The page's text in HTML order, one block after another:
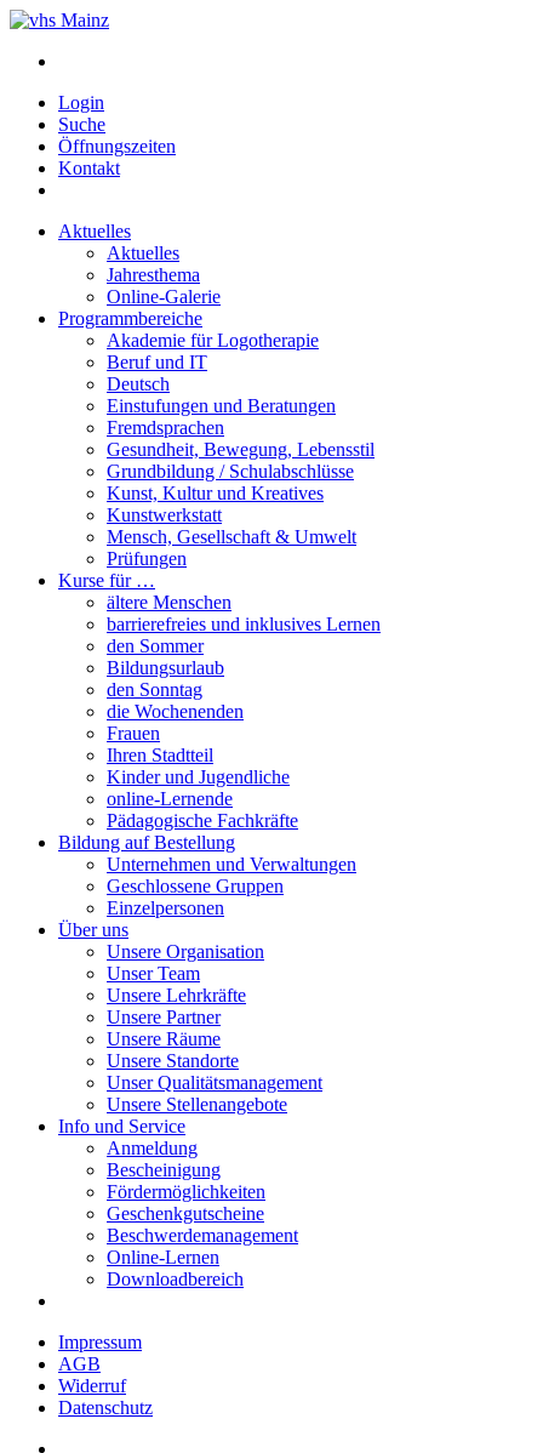
Login
Suche
Öffnungszeiten
Kontakt
Aktuelles
Aktuelles
Jahresthema
Online-Galerie
Programmbereiche
Akademie für Logotherapie
Beruf und IT
Deutsch
Einstufungen und Beratungen
Fremdsprachen
Gesundheit, Bewegung, Lebensstil
Grundbildung / Schulabschlüsse
Kunst, Kultur und Kreatives
Kunstwerkstatt
Mensch, Gesellschaft & Umwelt
Prüfungen
Kurse für …
ältere Menschen
barrierefreies und inklusives Lernen
den Sommer
Bildungsurlaub
den Sonntag
die Wochenenden
Frauen
Ihren Stadtteil
Kinder und Jugendliche
online-Lernende
Pädagogische Fachkräfte
Bildung auf Bestellung
Unternehmen und Verwaltungen
Geschlossene Gruppen
Einzelpersonen
Über uns
Unsere Organisation
Unser Team
Unsere Lehrkräfte
Unsere Partner
Unsere Räume
Unsere Standorte
Unser Qualitätsmanagement
Unsere Stellenangebote
Info und Service
Anmeldung
Bescheinigung
Fördermöglichkeiten
Geschenkgutscheine
Beschwerdemanagement
Online-Lernen
Downloadbereich
Impressum
AGB
Widerruf
Datenschutz